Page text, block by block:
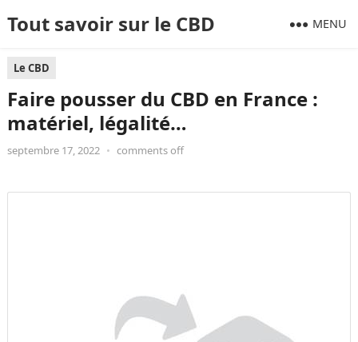
Tout savoir sur le CBD MENU
Le CBD
Faire pousser du CBD en France :
matériel, légalité…
septembre 17, 2022 • comments off